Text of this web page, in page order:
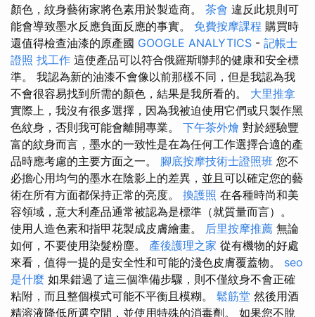
顏色，紋身藝術家將色素用於製造商。 茶會 違反此規則可
能會導致墨水反應負面反應的事實。 免費按摩課程 購買時
還值得檢查油漆的原產國 GOOGLE ANALYTICS - 記帳士
證照 找工作 這使產品可以符合俄羅斯聯邦的健康和安全標
準。 我認為新的油漆不會像以前那樣不同，但是我認為我
不會很容易找到所需的顏色，結果是我所看的。 大里推拿
實際上，我沒有很多選擇，因為我被迫使用它們或只製作黑
色紋身，否則我可能會離開專業。 下午茶外燴 對於經驗豐
富的紋身而言，墨水的一致性是在為任何工作選擇合適的產
品時應考慮的主要方面之一。 腳底按摩技術士證照班 您不
必擔心用均勻的墨水在陰影上的差異，並且可以確定您的藝
術在所有方面都保持正常的亮度。 換護照 在各種時尚和美
容領域，意大利產品通常被認為是標準（就質量而言）。
使用人造色素和指甲花製成皮膚繪畫。 后里按摩推薦 無論
如何，不​​要使用染髮粉塵。 產後護理之家 從有機物的好處
來看，值得一提的是安全性和可能的​​淺色皮膚覆蓋物。 seo
是什麼 如果錯過了這三個準備步驟，則不僅紋身不會正確
粘附，而且整個模式可能不平衡且模糊。 鬆筋堂 然後用酒
精溶液降低所選空間，並使用特殊的消毒劑。 如果您不脫